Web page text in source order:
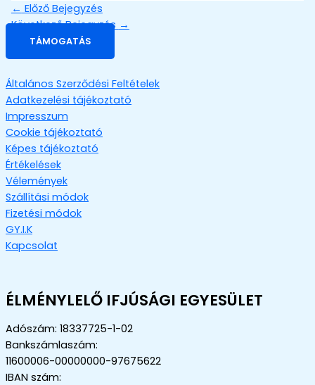
← Előző Bejegyzés
Következő Bejegyzés →
TÁMOGATÁS
Általános Szerződési Feltételek
Adatkezelési tájékoztató
Impresszum
Cookie tájékoztató
Képes tájékoztató
Értékelések
Vélemények
Szállítási módok
Fizetési módok
GY.I.K
Kapcsolat
ÉLMÉNYLELŐ IFJÚSÁGI EGYESÜLET
Adószám: 18337725-1-02
Bankszámlaszám:
11600006-00000000-97675622
IBAN szám: